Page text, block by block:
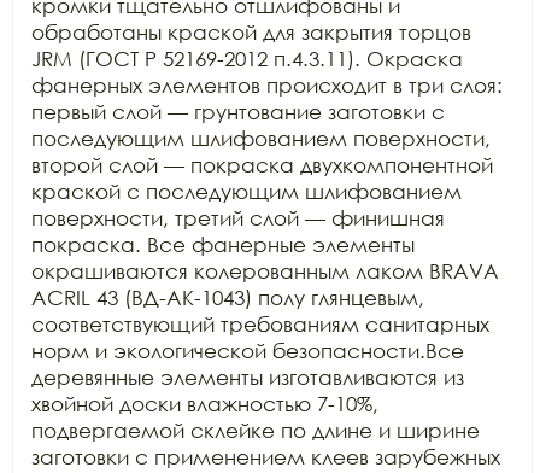
кромки тщательно отшлифованы и
обработаны краской для закрытия торцов
JRM (ГОСТ Р 52169-2012 п.4.3.11). Окраска
фанерных элементов происходит в три слоя:
первый слой — грунтование заготовки с
последующим шлифованием поверхности,
второй слой — покраска двухкомпонентной
краской с последующим шлифованием
поверхности, третий слой — финишная
покраска. Все фанерные элементы
окрашиваются колерованным лаком BRAVA
ACRIL 43 (ВД-АК-1043) полу глянцевым,
соответствующий требованиям санитарных
норм и экологической безопасности.Все
деревянные элементы изготавливаются из
хвойной доски влажностью 7-10%,
подвергаемой склейке по длине и ширине
заготовки с применением клеев зарубежных